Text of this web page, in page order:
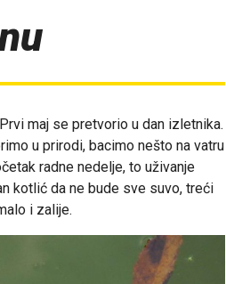
maj se pretvorio u dan izletnika.
u prirodi, bacimo nešto na vatru
radne nedelje, to uživanje
kotlić da ne bude sve suvo, treći
i zalije.